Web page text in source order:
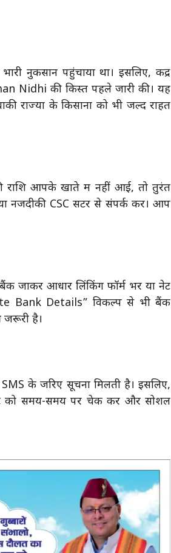
नुकसान पहुंचाया था। इसलिए, केंद्र
Nidhi की किस्त पहले जारी की। यह
राज्यों के किसानों को भी जल्द राहत
राशि आपके खाते में नहीं आई, तो तुरंत
नजदीकी CSC सेंटर से संपर्क करें। आप
जाकर आधार लिंकिंग फॉर्म भरें या नेट
Bank Details” विकल्प से भी बैंक
जरूरी है।
के जरिए सूचना मिलती है। इसलिए,
को समय-समय पर चेक करें और सोशल